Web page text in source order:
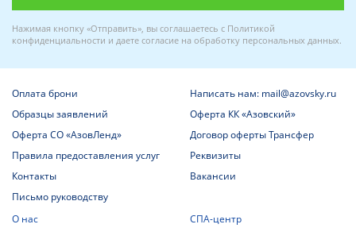
Нажимая кнопку «Отправить», вы соглашаетесь с Политикой
конфиденциальности и даете согласие на обработку персональных данных.
Оплата брони
Написать нам: mail@azovsky.ru
Образцы заявлений
Оферта КК «Азовский»
Оферта СО «АзовЛенд»
Договор оферты Трансфер
Правила предоставления услуг
Реквизиты
Контакты
Вакансии
Письмо руководству
О нас
СПА-центр